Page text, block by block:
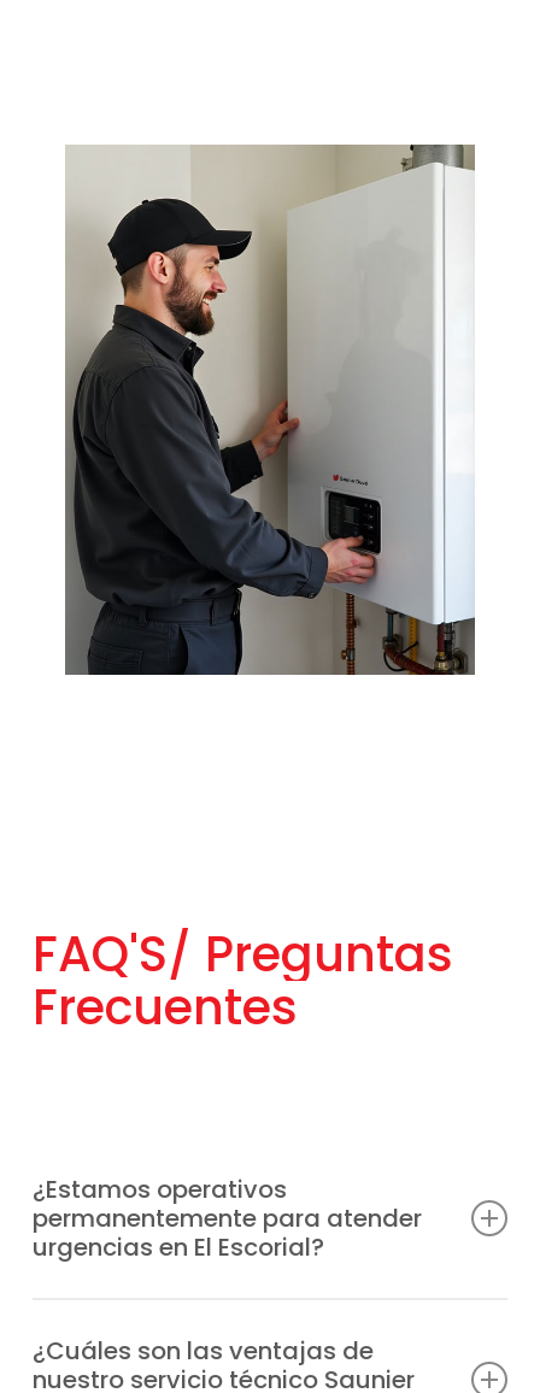
FAQ'S/ Preguntas
Frecuentes
¿Estamos operativos
permanentemente para atender
urgencias en El Escorial?
pueden surgir en cualquier momento, por
eso ofrecemos un Servicio Técnico Saunier
¿Cuáles son las ventajas de
nuestro servicio técnico Saunier